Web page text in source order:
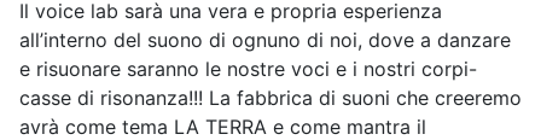
Il voice lab sarà una vera e propria esperienza
all’interno del suono di ognuno di noi, dove a danzare
e risuonare saranno le nostre voci e i nostri corpi-
casse di risonanza!!! La fabbrica di suoni che creeremo
avrà come tema LA TERRA e come mantra il